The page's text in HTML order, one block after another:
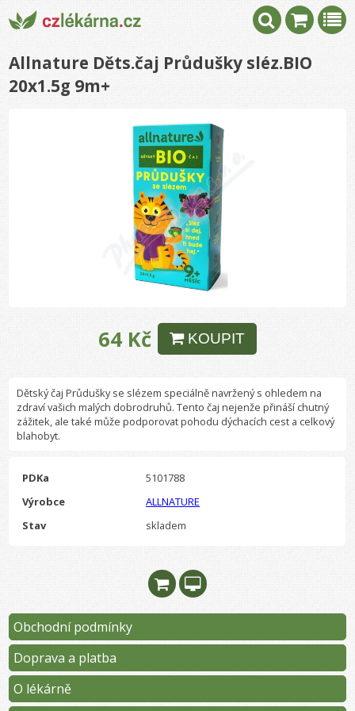
Allnature Děts.čaj Průdušky sléz.BIO
20x1.5g 9m+
64 Kč KOUPIT
Dětský čaj Průdušky se slézem speciálně navržený s ohledem na
zdraví vašich malých dobrodruhů. Tento čaj nejenže přináší chutný
zážitek, ale také může podporovat pohodu dýchacích cest a celkový
blahobyt.
PDKa
5101788
Výrobce
ALLNATURE
Stav
skladem
Obchodní podmínky
Doprava a platba
O lékárně